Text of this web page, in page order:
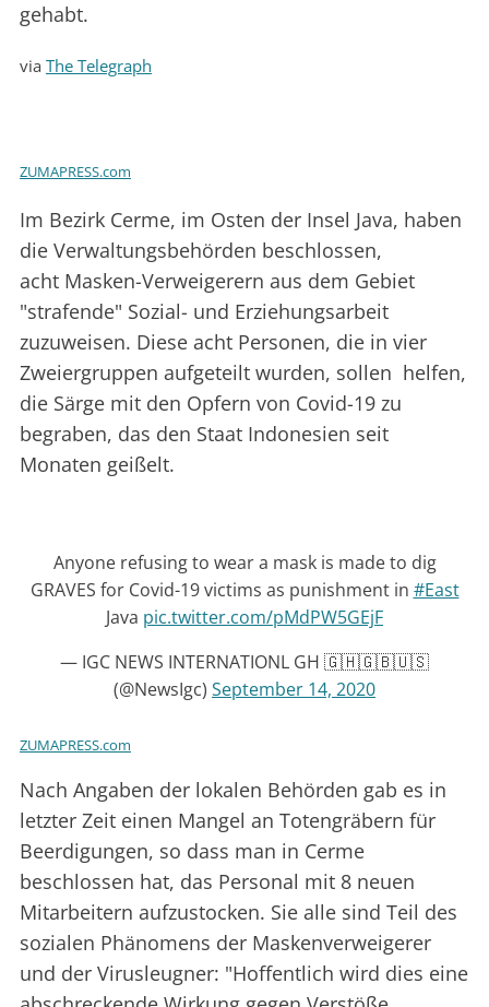
gehabt.
via The Telegraph
ZUMAPRESS.com
Im Bezirk Cerme, im Osten der Insel Java, haben
die Verwaltungsbehörden beschlossen,
acht Masken-Verweigerern aus dem Gebiet
"strafende" Sozial- und Erziehungsarbeit
zuzuweisen. Diese acht Personen, die in vier
Zweiergruppen aufgeteilt wurden, sollen helfen,
die Särge mit den Opfern von Covid-19 zu
begraben, das den Staat Indonesien seit
Monaten geißelt.
Anyone refusing to wear a mask is made to dig
GRAVES for Covid-19 victims as punishment in #East
Java pic.twitter.com/pMdPW5GEjF
— IGC NEWS INTERNATIONL GH 🇬🇭🇬🇧🇺🇸
(@NewsIgc) September 14, 2020
ZUMAPRESS.com
Nach Angaben der lokalen Behörden gab es in
letzter Zeit einen Mangel an Totengräbern für
Beerdigungen, so dass man in Cerme
beschlossen hat, das Personal mit 8 neuen
Mitarbeitern aufzustocken. Sie alle sind Teil des
sozialen Phänomens der Maskenverweigerer
und der Virusleugner: "Hoffentlich wird dies eine